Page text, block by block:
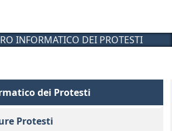
INFORMATICO DEI PROTESTI
dei Protesti
Protesti